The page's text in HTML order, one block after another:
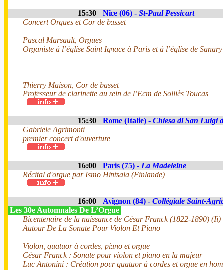
15:30 Nice (06) - St-Paul Pessicart
Concert Orgues et Cor de basset
Pascal Marsault, Orgues
Organiste à l’église Saint Ignace à Paris et à l’église de
Thierry Maison, Cor de basset
Professeur de clarinette au sein de l’Ecm de Solliès Toucas
15:30 Rome (Italie) - Chiesa di San Luigi
Gabriele Agrimonti
premier concert d'ouverture
16:00 Paris (75) - La Madeleine
Récital d'orgue par Ismo Hintsala (Finlande)
16:00 Avignon (84) - Collégiale Saint-
Les 30e Automnales De L’Orgue
Bicentenaire de la naissance de César Franck (1822-1890) (Ii)
Autour De La Sonate Pour Violon Et Piano
Violon, quatuor à cordes, piano et orgue
César Franck : Sonate pour violon et piano en la majeur
Luc Antonini : Création pour quatuor à cordes et orgue en